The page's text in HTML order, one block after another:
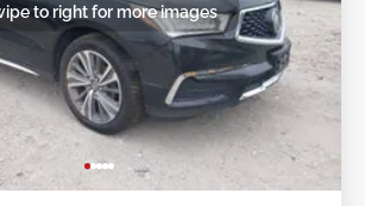
to right for more images